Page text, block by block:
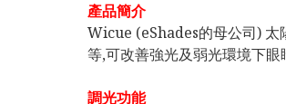
產品簡介
Wicue (eShades的母公司) 太
等,可改善強光及弱光環境下
調光功能